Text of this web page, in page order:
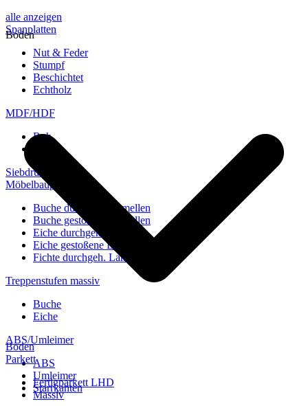
alle anzeigen
Spanplatten
Nut & Feder
Stumpf
Beschichtet
Echtholz
MDF/HDF
Roh
Siebdruckplatten
Möbelbauplatten
Buche durchgeh. Lamellen
Buche gestoßene Lamellen
Eiche durchgeh. Lamellen
Eiche gestoßene Lamellen
Fichte durchgeh. Lamellen
Treppenstufen massiv
Buche
Eiche
ABS/Umleimer
ABS
Umleimer
Starrkanten
Boden
Boden
Parkett
Fertigparkett LHD
Massiv